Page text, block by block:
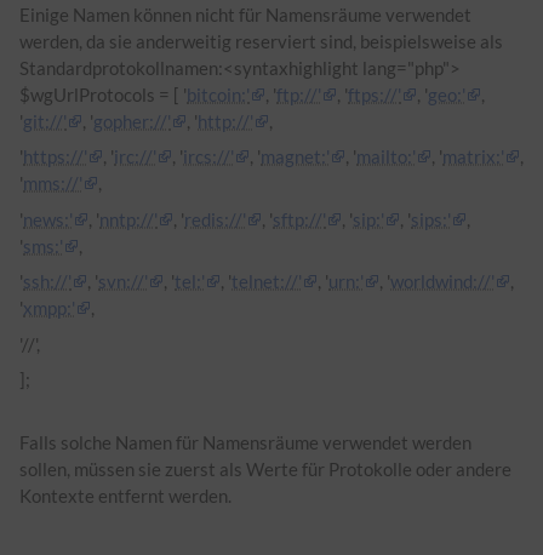
Einige Namen können nicht für Namensräume verwendet
werden, da sie anderweitig reserviert sind, beispielsweise als
Standardprotokollnamen:<syntaxhighlight lang="php">
$wgUrlProtocols = [ 'bitcoin:' , 'ftp://' , ​​'ftps://' , ​​'geo:'
,
'git://' , ​​'gopher://' , ​​'http://'
,
'https://' , ​​'irc://' , ​​'ircs://' , ​​'magnet:' , 'mailto:' , 'matrix:'
,
'mms://'
,
'news:' , 'nntp://' , ​​'redis://' , ​​'sftp://' , ​​'sip:' , 'sips:'
,
'sms:'
,
'ssh://' , ​​'svn://' , ​​'tel:' , 'telnet://' , ​​'urn:' , 'worldwind://'
, ​​
'xmpp:'
,
'//',
];
Falls solche Namen für Namensräume verwendet werden
sollen, müssen sie zuerst als Werte für Protokolle oder andere
Kontexte entfernt werden.